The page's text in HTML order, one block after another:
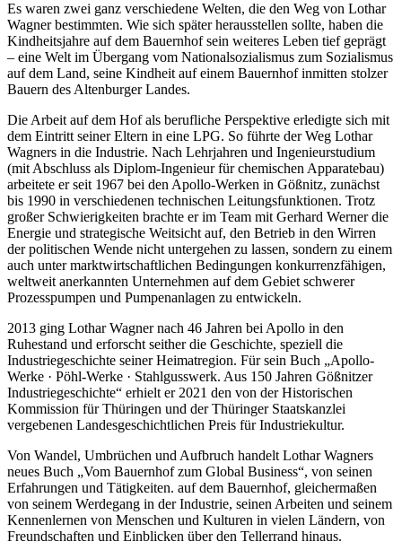
Es waren zwei ganz verschiedene Welten, die den Weg von Lothar
Wagner bestimmten. Wie sich später herausstellen sollte, haben die
Kindheitsjahre auf dem Bauernhof sein weiteres Leben tief geprägt
– eine Welt im Übergang vom Nationalsozialismus zum Sozialismus
auf dem Land, seine Kindheit auf einem Bauernhof inmitten stolzer
Bauern des Altenburger Landes.
Die Arbeit auf dem Hof als berufliche Perspektive erledigte sich mit
dem Eintritt seiner Eltern in eine LPG. So führte der Weg Lothar
Wagners in die Industrie. Nach Lehrjahren und Ingenieurstudium
(mit Abschluss als Diplom-Ingenieur für chemischen Apparatebau)
arbeitete er seit 1967 bei den Apollo-Werken in Gößnitz, zunächst
bis 1990 in verschiedenen technischen Leitungsfunktionen. Trotz
großer Schwierigkeiten brachte er im Team mit Gerhard Werner die
Energie und strategische Weitsicht auf, den Betrieb in den Wirren
der politischen Wende nicht untergehen zu lassen, sondern zu einem
auch unter marktwirtschaftlichen Bedingungen konkurrenzfähigen,
weltweit anerkannten Unternehmen auf dem Gebiet schwerer
Prozesspumpen und Pumpenanlagen zu entwickeln.
2013 ging Lothar Wagner nach 46 Jahren bei Apollo in den
Ruhestand und erforscht seither die Geschichte, speziell die
Industriegeschichte seiner Heimatregion. Für sein Buch „Apollo-
Werke · Pöhl-Werke · Stahlgusswerk. Aus 150 Jahren Gößnitzer
Industriegeschichte“ erhielt er 2021 den von der Historischen
Kommission für Thüringen und der Thüringer Staatskanzlei
vergebenen Landesgeschichtlichen Preis für Industriekultur.
Von Wandel, Umbrüchen und Aufbruch handelt Lothar Wagners
neues Buch „Vom Bauernhof zum Global Business“, von seinen
Erfahrungen und Tätigkeiten. auf dem Bauernhof, gleichermaßen
von seinem Werdegang in der Industrie, seinen Arbeiten und seinem
Kennenlernen von Menschen und Kulturen in vielen Ländern, von
Freundschaften und Einblicken über den Tellerrand hinaus.